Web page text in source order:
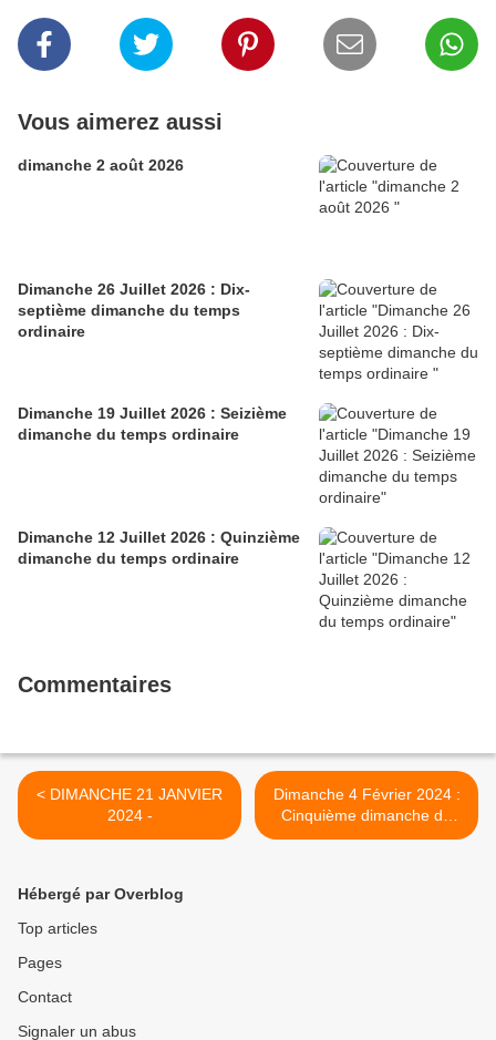
Vous aimerez aussi
dimanche 2 août 2026
Dimanche 26 Juillet 2026 : Dix-
septième dimanche du temps
ordinaire
Dimanche 19 Juillet 2026 : Seizième
dimanche du temps ordinaire
Dimanche 12 Juillet 2026 : Quinzième
dimanche du temps ordinaire
Commentaires
< DIMANCHE 21 JANVIER
2024 -
Dimanche 4 Février 2024 :
Cinquième dimanche du
temps ordinaire >
Hébergé par Overblog
Top articles
Pages
Contact
Signaler un abus